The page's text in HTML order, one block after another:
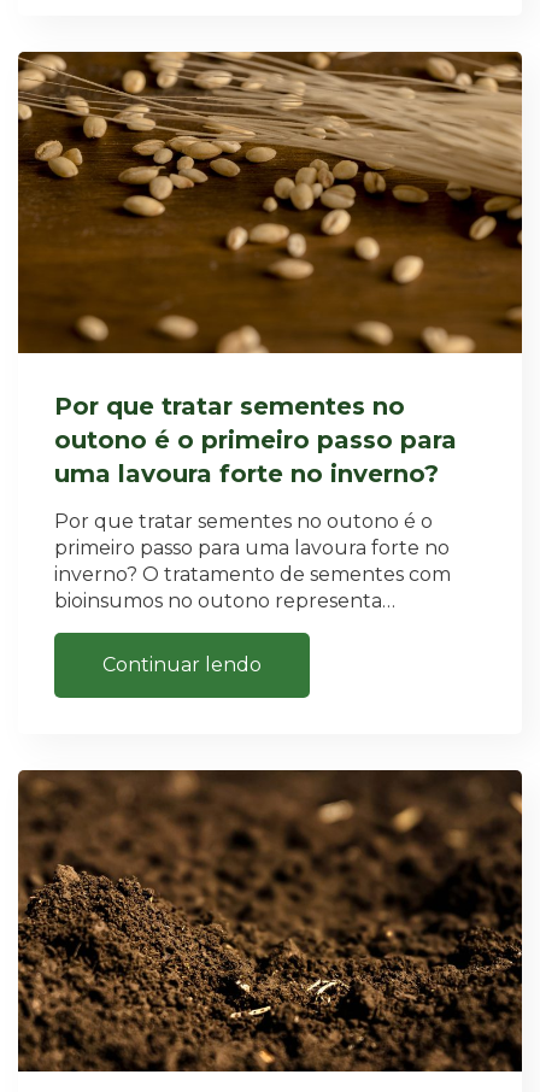
Por que tratar sementes no
outono é o primeiro passo para
uma lavoura forte no inverno?
Por que tratar sementes no outono é o
primeiro passo para uma lavoura forte no
inverno? O tratamento de sementes com
bioinsumos no outono representa…
Continuar lendo